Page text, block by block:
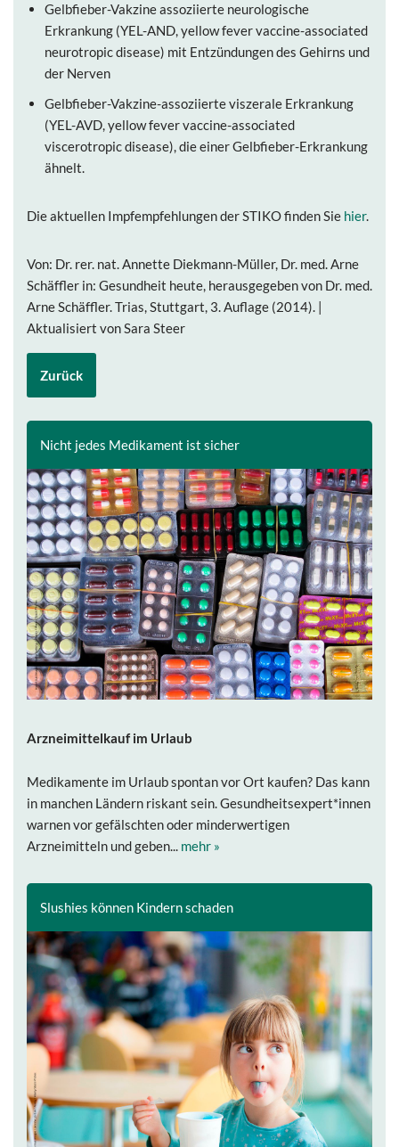
Gelbfieber-Vakzine assoziierte neurologische
Erkrankung (YEL-AND, yellow fever vaccine-associated
neurotropic disease) mit Entzündungen des Gehirns und
der Nerven
Gelbfieber-Vakzine-assoziierte viszerale Erkrankung
(YEL-AVD, yellow fever vaccine-associated
viscerotropic disease), die einer Gelbfieber-Erkrankung
ähnelt.
Die aktuellen Impfempfehlungen der STIKO finden Sie hier.
Von: Dr. rer. nat. Annette Diekmann-Müller, Dr. med. Arne
Schäffler in: Gesundheit heute, herausgegeben von Dr. med.
Arne Schäffler. Trias, Stuttgart, 3. Auflage (2014). |
Aktualisiert von Sara Steer
Zurück
Nicht jedes Medikament ist sicher
Arzneimittelkauf im Urlaub
Medikamente im Urlaub spontan vor Ort kaufen? Das kann
in manchen Ländern riskant sein. Gesundheitsexpert*innen
warnen vor gefälschten oder minderwertigen
Arzneimitteln und geben... mehr »
Slushies können Kindern schaden